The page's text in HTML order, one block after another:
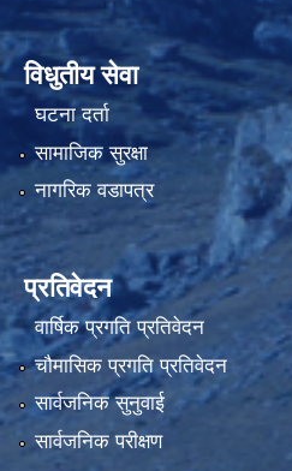
विधुतीय सेवा
घटना दर्ता
सामाजिक सुरक्षा
नागरिक वडापत्र
प्रतिवेदन
वार्षिक प्रगति प्रतिवेदन
चौमासिक प्रगति प्रतिवेदन
सार्वजनिक सुनुवाई
सार्वजनिक परीक्षण